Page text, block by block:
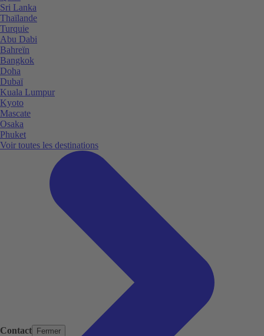
Contact Fermer
Sri Lanka
Thaïlande
Turquie
Abu Dabi
Bahreïn
Bangkok
Doha
Dubaï
Kuala Lumpur
Kyoto
Mascate
Osaka
Phuket
Voir toutes les destinations